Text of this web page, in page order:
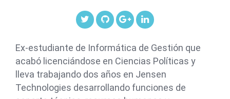
Ex-estudiante de Informática de Gestión que
acabó licenciándose en Ciencias Políticas y
lleva trabajando dos años en Jensen
Technologies desarrollando funciones de